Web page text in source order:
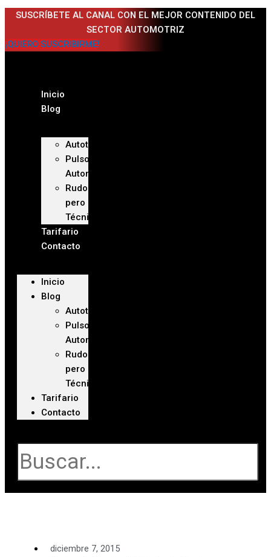
Ir
SUSCRÍBETE AL CANAL CON EL MEJOR CONTENIDO DEL
SECTOR AUTOMOTRIZ
¡QUIERO SUSCRIBIRME!
Inicio
Blog
Autoteca
Pulso
Automotriz
Rudo
pero
Técnico
Tarifario
Contacto
Inicio
Blog
Autoteca
Pulso
Automotriz
Rudo
pero
Técnico
Tarifario
Contacto
diciembre 7, 2015